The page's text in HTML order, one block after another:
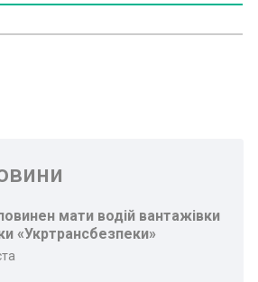
мати водій вантажівки
«Укртрансбезпеки»